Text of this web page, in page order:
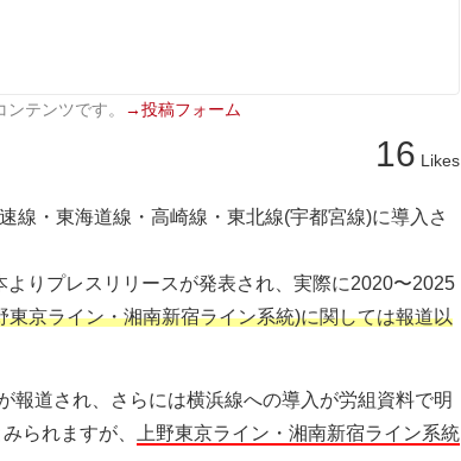
テンツです。 →投稿フォーム
16 Likes
線・東海道線・高崎線・東北線(宇都宮線)に導入さ
よりプレスリリースが発表され、実際に2020〜2025
京ライン・湘南新宿ライン系統)に関しては報道以
報道され、さらには横浜線への導入が労組資料で明
られますが、
上野東京ライン・湘南新宿ライン系統